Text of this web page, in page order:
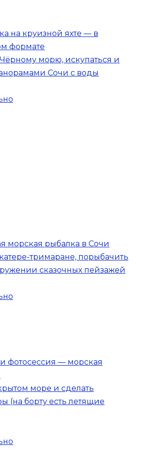
на круизной яхте — в
формате
морю, искупаться и
Сочи с воды
морская рыбалка в Сочи
тримаране, порыбачить
сказочных пейзажей
фотосессия — морская
море и сделать
(на борту есть летящие